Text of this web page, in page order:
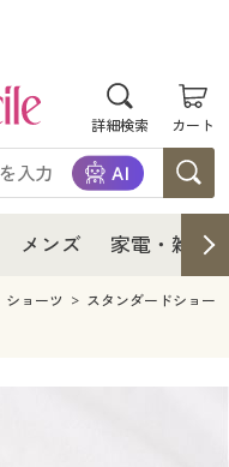
詳細検索 カート
メンズ 家電・雑貨
ショーツ スタンダードショー